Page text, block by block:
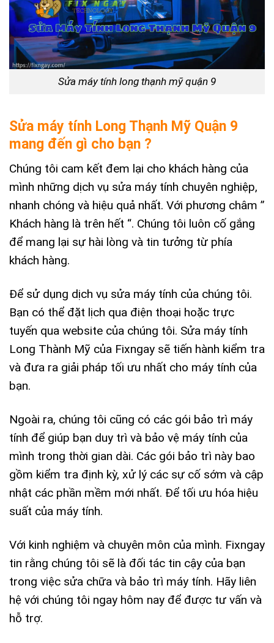
Sửa máy tính long thạnh mỹ quận 9
Sửa máy tính Long Thạnh Mỹ Quận 9
mang đến gì cho bạn ?
Chúng tôi cam kết đem lại cho khách hàng của
mình những dịch vụ sửa máy tính chuyên nghiệp,
nhanh chóng và hiệu quả nhất. Với phương châm ”
Khách hàng là trên hết “. Chúng tôi luôn cố gắng
để mang lại sự hài lòng và tin tưởng từ phía
khách hàng.
Để sử dụng dịch vụ sửa máy tính của chúng tôi.
Bạn có thể đặt lịch qua điện thoại hoặc trực
tuyến qua website của chúng tôi. Sửa máy tính
Long Thành Mỹ của Fixngay sẽ tiến hành kiểm tra
và đưa ra giải pháp tối ưu nhất cho máy tính của
bạn.
Ngoài ra, chúng tôi cũng có các gói bảo trì máy
tính để giúp bạn duy trì và bảo vệ máy tính của
mình trong thời gian dài. Các gói bảo trì này bao
gồm kiểm tra định kỳ, xử lý các sự cố sớm và cập
nhật các phần mềm mới nhất. Để tối ưu hóa hiệu
suất của máy tính.
Với kinh nghiệm và chuyên môn của mình. Fixngay
tin rằng chúng tôi sẽ là đối tác tin cậy của bạn
trong việc sửa chữa và bảo trì máy tính. Hãy liên
hệ với chúng tôi ngay hôm nay để được tư vấn và
hỗ trợ.